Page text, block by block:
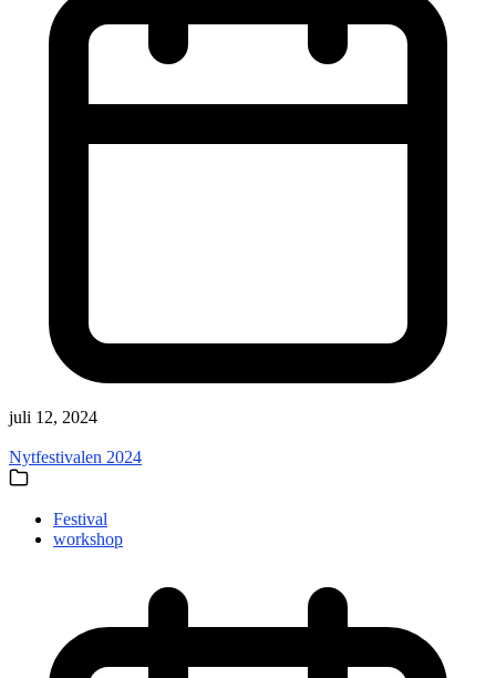
juli 12, 2024
Nytfestivalen 2024
Festival
workshop